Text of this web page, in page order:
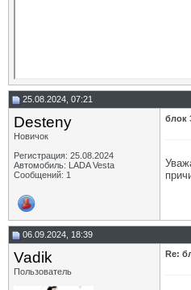
25.08.2024, 07:21
Desteny
Новичок
Регистрация: 25.08.2024
Автомобиль: LADA Vesta
Сообщений: 1
блок
06.09.2024, 18:39
Vadik
Пользователь
Re: